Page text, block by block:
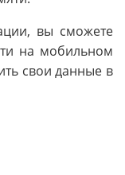
вы сможете
на мобильном
свои данные в